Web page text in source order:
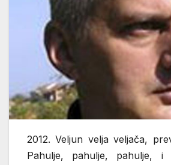
2012. Veljun velja veljača,
Pahulje, pahulje, pahulje, i